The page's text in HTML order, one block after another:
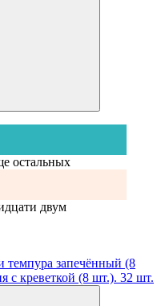
остальных
двум
темпура запечённый (8
с креветкой (8 шт.). 32 шт.